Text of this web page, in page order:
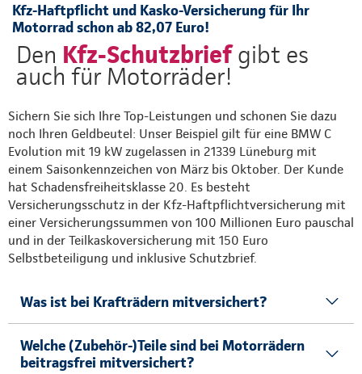
Kfz-Haftpflicht und Kasko-Versicherung für Ihr
Motorrad schon ab 82,07 Euro!
Den Kfz-Schutzbriefgibt es
auch für Motorräder!
Sichern Sie sich Ihre Top-Leistungen und schonen Sie dazu
noch Ihren Geldbeutel: Unser Beispiel gilt für eine BMW C
Evolution mit 19 kW zugelassen in 21339 Lüneburg mit
einem Saisonkennzeichen von März bis Oktober. Der Kunde
hat Schadensfreiheitsklasse 20. Es besteht
Versicherungsschutz in der Kfz-Haftpflichtversicherung mit
einer Versicherungssummen von 100 Millionen Euro pauschal
und in der Teilkaskoversicherung mit 150 Euro
Selbstbeteiligung und inklusive Schutzbrief.
Was ist bei Krafträdern mitversichert?
Welche (Zubehör-)Teile sind bei Motorrädern
beitragsfrei mitversichert?